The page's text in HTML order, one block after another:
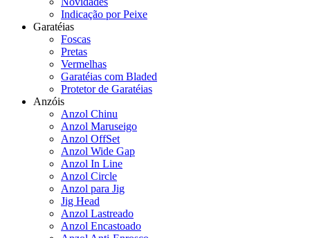
Indicação por Peixe
Garatéias
Foscas
Pretas
Vermelhas
Garatéias com Bladed
Protetor de Garatéias
Anzóis
Anzol Chinu
Anzol Maruseigo
Anzol OffSet
Anzol Wide Gap
Anzol In Line
Anzol Circle
Anzol para Jig
Jig Head
Anzol Lastreado
Anzol Encastoado